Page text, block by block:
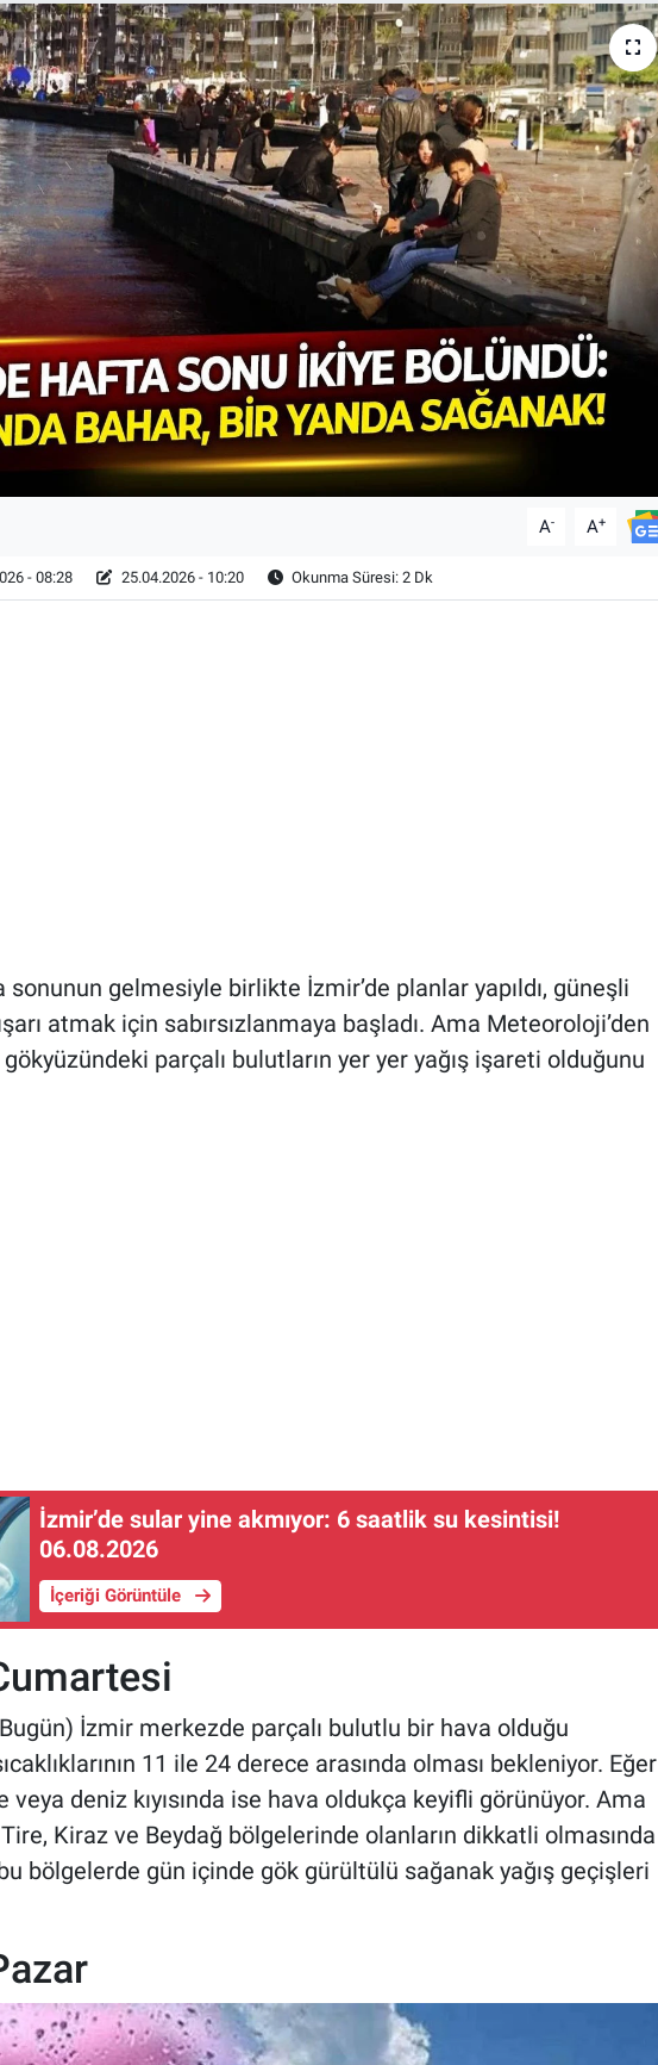
A- A+
- 08:28 25.04.2026 - 10:20 Okunma Süresi: 2 Dk
sonunun gelmesiyle birlikte İzmir’de planlar yapıldı, güneşli
atmak için sabırsızlanmaya başladı. Ama Meteoroloji’den
parçalı bulutların yer yer yağış işareti olduğunu
İzmir’de sular yine akmıyor: 6 saatlik su kesintisi!
06.08.2026
İçeriği Görüntüle
İzmir merkezde parçalı bulutlu bir hava olduğu
11 ile 24 derece arasında olması bekleniyor. Eğer
veya deniz kıyısında ise hava oldukça keyifli görünüyor. Ama
Kiraz ve Beydağ bölgelerinde olanların dikkatli olmasında
bölgelerde gün içinde gök gürültülü sağanak yağış geçişleri